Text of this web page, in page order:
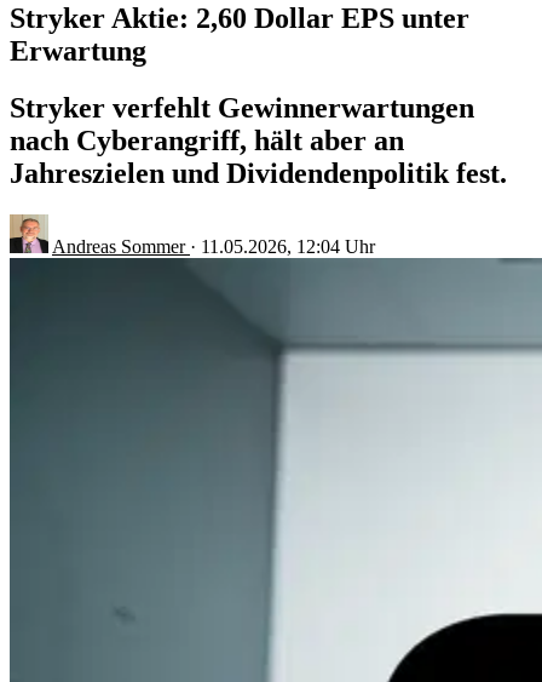
Stryker Aktie: 2,60 Dollar EPS unter
Erwartung
Stryker verfehlt Gewinnerwartungen
nach Cyberangriff, hält aber an
Jahreszielen und Dividendenpolitik fest.
Andreas Sommer · 11.05.2026, 12:04 Uhr